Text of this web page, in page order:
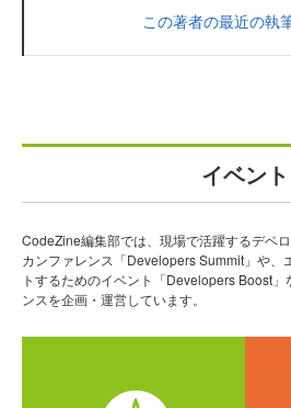
この著者の最近の執
イベント
CodeZine編集部では、現場で活躍するデベ
カンファレンス「Developers Summit」や、
トするためのイベント「Developers Boost
ンスを企画・運営しています。